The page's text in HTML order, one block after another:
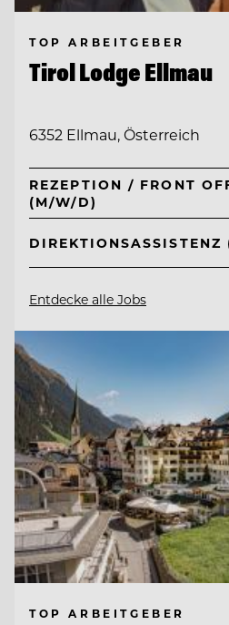
TOP ARBEITGEBER
Tirol Lodge Ellmau
6352 Ellmau, Österreich
REZEPTION / FRONT
(M/W/D)
Entdecke alle Jobs
TOP ARBEITGEBER